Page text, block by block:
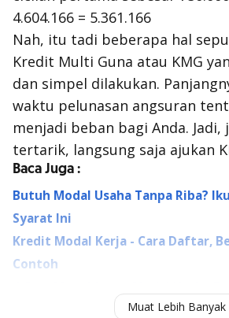
4.604.166 = 5.361.166
Nah, itu tadi beberapa hal
Kredit Multi Guna atau KMG
dan simpel dilakukan.
waktu pelunasan angsuran
menjadi beban bagi Anda. Jadi,
tertarik, langsung saja ajukan
Baca Juga :
Butuh Modal Usaha Tanpa Riba?
Syarat Ini
Kredit Modal Kerja - Cara Daftar,
Contoh
Muat Lebih Banyak